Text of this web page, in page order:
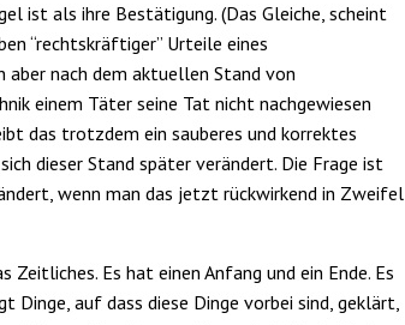
ist als ihre Bestätigung. (Das Gleiche, scheint
“rechtskräftiger” Urteile eines
aber nach dem aktuellen Stand von
einem Täter seine Tat nicht nachgewiesen
das trotzdem ein sauberes und korrektes
dieser Stand später verändert. Die Frage ist
wenn man das jetzt rückwirkend in Zweifel
Zeitliches. Es hat einen Anfang und ein Ende. Es
Dinge, auf dass diese Dinge vorbei sind, geklärt,